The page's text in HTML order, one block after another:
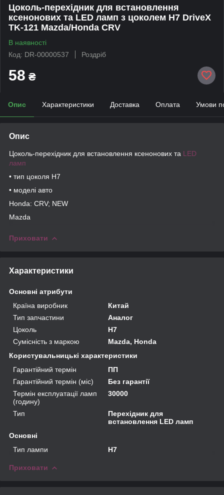
Цоколь-перехідник для встановлення
ксенонових та LED ламп з цоколем H7 DriveX
TK-121 Mazda/Honda CRV
В наявності
Код: DR-00000537
Роздріб
58 ₴
Опис Характеристики Доставка Оплата Умови
Опис
Цоколь-перехідник для встановлення ксенонових та LED
ламп
• тип цоколя Н7
• моделі авто
Honda: CRV; NEW
Mazda
Приховати
Характеристики
Основні атрибути
Країна виробник
Китай
Тип запчастини
Аналог
Цоколь
H7
Сумісність з маркою
Mazda, Honda
Користувальницькі характеристики
Гарантійний термін
ПП
Гарантійний термін (міс)
Без гарантії
Термін експлуатації ламп
(годину)
30000
Тип
Перехідник для
встановлення LED ламп
Основні
Тип лампи
H7
Приховати